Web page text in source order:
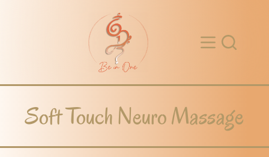
Soft Touch Neuro Massage